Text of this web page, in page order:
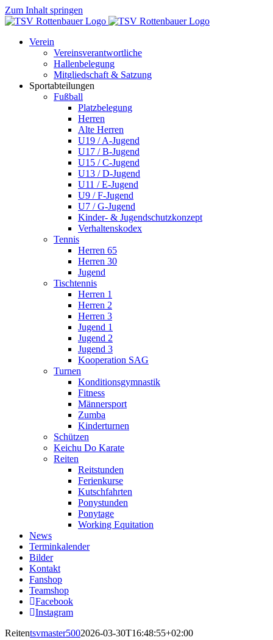
Zum Inhalt springen
Verein
Vereinsverantwortliche
Hallenbelegung
Mitgliedschaft & Satzung
Sportabteilungen
Fußball
Platzbelegung
Herren
Alte Herren
U19 / A-Jugend
U17 / B-Jugend
U15 / C-Jugend
U13 / D-Jugend
U11 / E-Jugend
U9 / F-Jugend
U7 / G-Jugend
Kinder- & Jugendschutzkonzept
Verhaltenskodex
Tennis
Herren 65
Herren 30
Jugend
Tischtennis
Herren 1
Herren 2
Herren 3
Jugend 1
Jugend 2
Jugend 3
Kooperation SAG
Turnen
Konditionsgymnastik
Fitness
Männersport
Zumba
Kinderturnen
Schützen
Keichu Do Karate
Reiten
Reitstunden
Ferienkurse
Kutschfahrten
Ponystunden
Ponytage
Working Equitation
News
Terminkalender
Bilder
Kontakt
Fanshop
Teamshop
Facebook
Instagram
Reitentsvmaster5002026-03-30T16:48:55+02:00